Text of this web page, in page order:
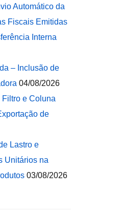
Automático da
Fiscais Emitidas
Interna
– Inclusão de
04/08/2026
Filtro e Coluna
de
Lastro e
Unitários na
03/08/2026